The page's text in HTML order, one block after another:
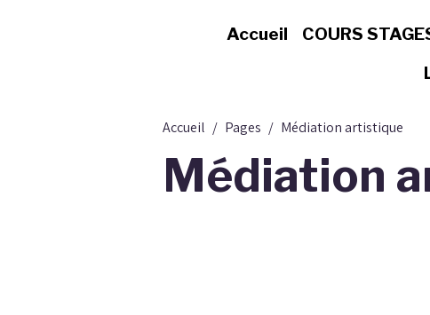
Accueil COURS
Accueil Pages Médiation artistique
Médiation